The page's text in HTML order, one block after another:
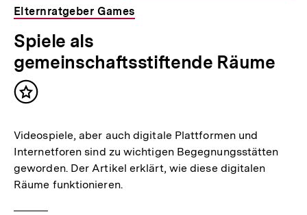
Elternratgeber Games
Spiele als
gemeinschaftsstiftende Räume
Inhalt
Videospiele, aber auch digitale Plattformen und
Internetforen sind zu wichtigen Begegnungsstätten
geworden. Der Artikel erklärt, wie diese digitalen
Räume funktionieren.